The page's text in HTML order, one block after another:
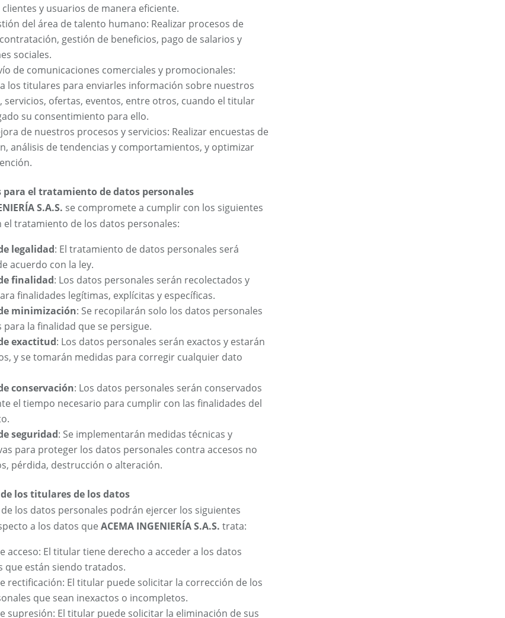
y usuarios de manera eficiente.
del área de talento humano: Realizar procesos de
gestión de beneficios, pago de salarios y
sociales.
de comunicaciones comerciales y promocionales:
los titulares para enviarles información sobre nuestros
servicios, ofertas, eventos, entre otros, cuando el titular
su consentimiento para ello.
de nuestros procesos y servicios: Realizar encuestas de
análisis de tendencias y comportamientos, y optimizar
para el tratamiento de datos personales
S.A.S. se compromete a cumplir con los siguientes
el tratamiento de los datos personales:
legalidad: El tratamiento de datos personales será
acuerdo con la ley.
finalidad: Los datos personales serán recolectados y
finalidades legítimas, explícitas y específicas.
minimización: Se recopilarán solo los datos personales
para la finalidad que se persigue.
exactitud: Los datos personales serán exactos y estarán
y se tomarán medidas para corregir cualquier dato
conservación: Los datos personales serán conservados
el tiempo necesario para cumplir con las finalidades del
seguridad: Se implementarán medidas técnicas y
para proteger los datos personales contra accesos no
pérdida, destrucción o alteración.
los titulares de los datos
los datos personales podrán ejercer los siguientes
a los datos que ACEMA INGENIERÍA S.A.S. trata:
acceso: El titular tiene derecho a acceder a los datos
que están siendo tratados.
rectificación: El titular puede solicitar la corrección de los
que sean inexactos o incompletos.
supresión: El titular puede solicitar la eliminación de sus